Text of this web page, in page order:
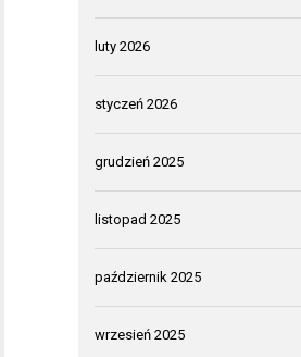
luty 2026
styczeń 2026
grudzień 2025
listopad 2025
październik 2025
wrzesień 2025